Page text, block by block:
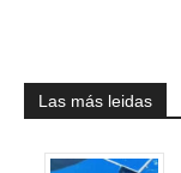
Las más leidas